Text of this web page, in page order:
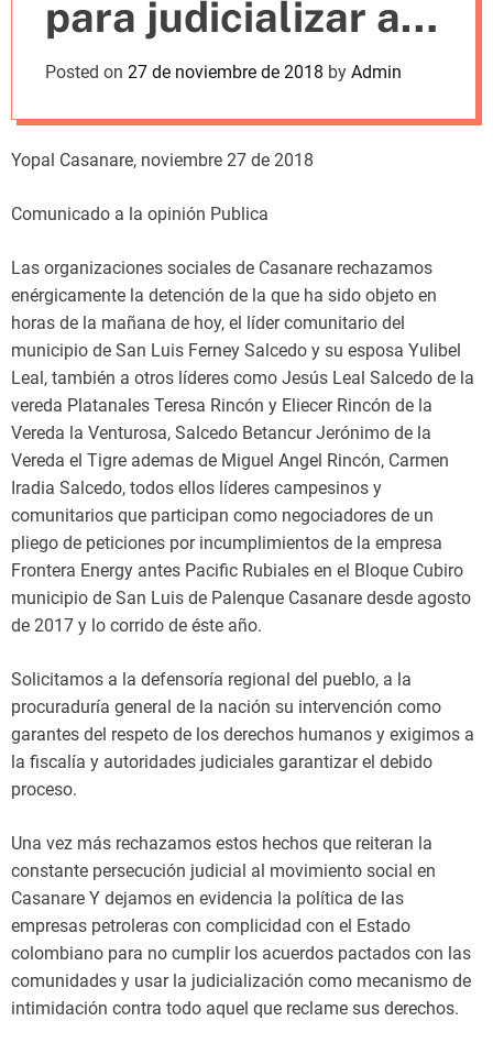
m
o
e
para judicializar a
comunidades que
reclaman por sus
derechos
Posted on 27 de noviembre de 2018 by Admin
Yopal Casanare, noviembre 27 de 2018
Comunicado a la opinión Publica
Las organizaciones sociales de Casanare rechazamos
enérgicamente la detención de la que ha sido objeto en
horas de la mañana de hoy, el líder comunitario del
municipio de San Luis Ferney Salcedo y su esposa Yulibel
Leal, también a otros líderes como Jesús Leal Salcedo de la
vereda Platanales Teresa Rincón y Eliecer Rincón de la
Vereda la Venturosa, Salcedo Betancur Jerónimo de la
Vereda el Tigre ademas de Miguel Angel Rincón, Carmen
Iradia Salcedo, todos ellos líderes campesinos y
comunitarios que participan como negociadores de un
pliego de peticiones por incumplimientos de la empresa
Frontera Energy antes Pacific Rubiales en el Bloque Cubiro
municipio de San Luis de Palenque Casanare desde agosto
de 2017 y lo corrido de éste año.
Solicitamos a la defensoría regional del pueblo, a la
procuraduría general de la nación su intervención como
garantes del respeto de los derechos humanos y exigimos a
la fiscalía y autoridades judiciales garantizar el debido
proceso.
Una vez más rechazamos estos hechos que reiteran la
constante persecución judicial al movimiento social en
Casanare Y dejamos en evidencia la política de las
empresas petroleras con complicidad con el Estado
colombiano para no cumplir los acuerdos pactados con las
comunidades y usar la judicialización como mecanismo de
intimidación contra todo aquel que reclame sus derechos.